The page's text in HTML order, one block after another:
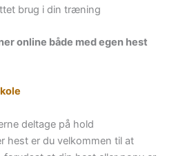
brug i din træning
online både med egen hest
deltage på hold
hest er du velkommen til at